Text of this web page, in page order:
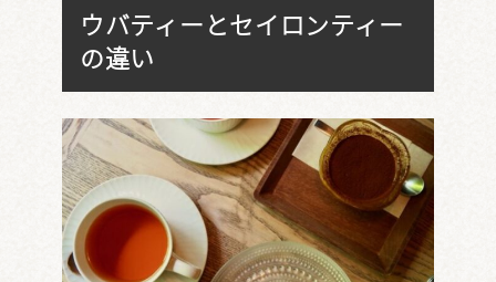
ウバティーとセイロンティー
の違い